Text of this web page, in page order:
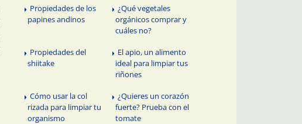
Propiedades de los
papines andinos
¿Qué vegetales
orgánicos comprar y
cuáles no?
Propiedades del
shiitake
El apio, un alimento
ideal para limpiar tus
riñones
Cómo usar la col
rizada para limpiar tu
organismo
¿Quieres un corazón
fuerte? Prueba con el
tomate